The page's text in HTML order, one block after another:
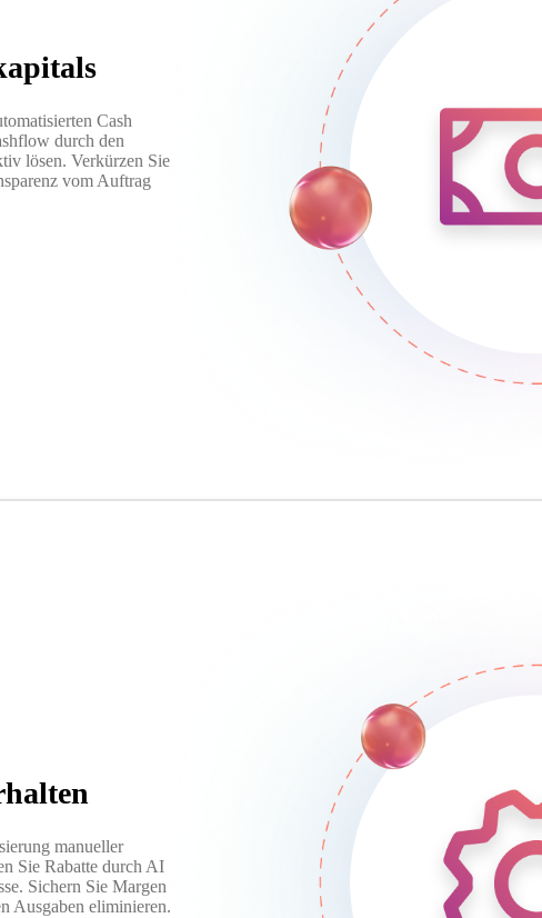
Cash
durch den
lösen. Verkürzen Sie
vom Auftrag
manueller
Sie Rabatte durch AI
Sichern Sie Margen
Ausgaben eliminieren.